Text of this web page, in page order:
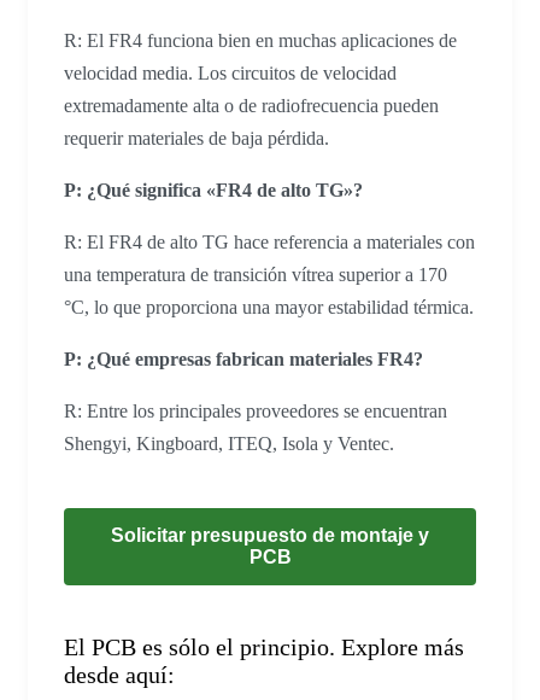
R: El FR4 funciona bien en muchas aplicaciones de
velocidad media. Los circuitos de velocidad
extremadamente alta o de radiofrecuencia pueden
requerir materiales de baja pérdida.
P: ¿Qué significa «FR4 de alto TG»?
R: El FR4 de alto TG hace referencia a materiales con
una temperatura de transición vítrea superior a 170
°C, lo que proporciona una mayor estabilidad térmica.
P: ¿Qué empresas fabrican materiales FR4?
R: Entre los principales proveedores se encuentran
Shengyi, Kingboard, ITEQ, Isola y Ventec.
Solicitar presupuesto de montaje y
PCB
El PCB es sólo el principio. Explore más
desde aquí: